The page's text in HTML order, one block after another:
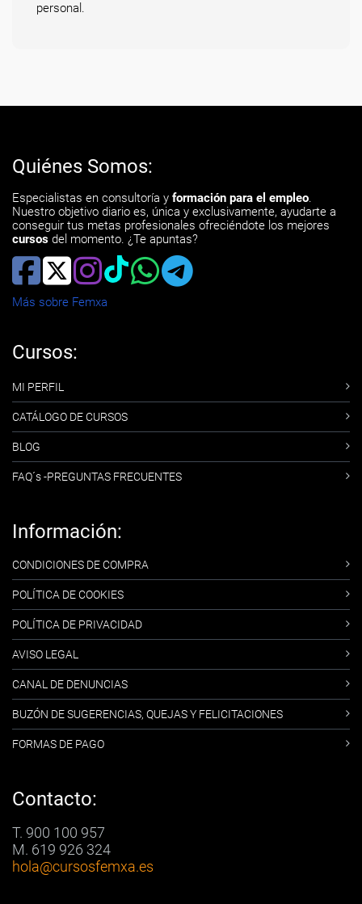
personal.
Quiénes Somos:
Especialistas en consultoría y formación para el empleo.
Nuestro objetivo diario es, única y exclusivamente, ayudarte a
conseguir tus metas profesionales ofreciéndote los mejores
cursos del momento. ¿Te apuntas?
Más sobre Femxa
Cursos:
MI PERFIL
CATÁLOGO DE CURSOS
BLOG
FAQ´s -PREGUNTAS FRECUENTES
Información:
CONDICIONES DE COMPRA
POLÍTICA DE COOKIES
POLÍTICA DE PRIVACIDAD
AVISO LEGAL
CANAL DE DENUNCIAS
BUZÓN DE SUGERENCIAS, QUEJAS Y FELICITACIONES
FORMAS DE PAGO
Contacto:
T. 900 100 957
M. 619 926 324
hola@cursosfemxa.es